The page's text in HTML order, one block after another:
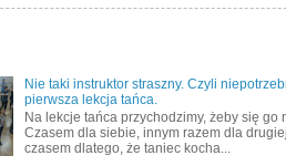
Nie taki instruktor straszny. Czyli
pierwsza lekcja tańca.
Na lekcje tańca przychodzimy, żeby się go
Czasem dla siebie, innym razem dla
czasem dlatego, że taniec kocha...